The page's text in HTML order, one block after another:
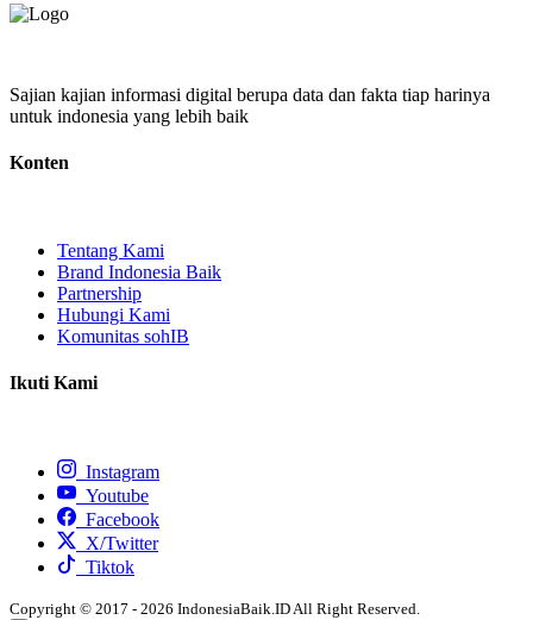
Sajian kajian informasi digital berupa data dan fakta tiap harinya
untuk indonesia yang lebih baik
Konten
Tentang Kami
Brand Indonesia Baik
Partnership
Hubungi Kami
Komunitas sohIB
Ikuti Kami
Instagram
Youtube
Facebook
X/Twitter
Tiktok
Copyright © 2017 - 2026 IndonesiaBaik.ID All Right Reserved.